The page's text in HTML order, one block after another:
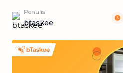
Penulis
btaskee